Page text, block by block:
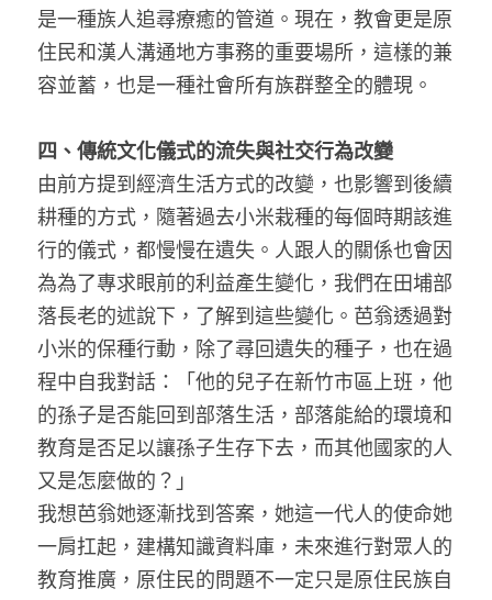
是一種族人追尋療癒的管道。現在，教會更是原
住民和漢人溝通地方事務的重要場所，這樣的兼
容並蓄，也是一種社會所有族群整全的體現。
四、傳統文化儀式的流失與社交行為改變
由前方提到經濟生活方式的改變，也影響到後續
耕種的方式，隨著過去小米栽種的每個時期該進
行的儀式，都慢慢在遺失。人跟人的關係也會因
為為了專求眼前的利益產生變化，我們在田埔部
落長老的述說下，了解到這些變化。芭翁透過對
小米的保種行動，除了尋回遺失的種子，也在過
程中自我對話：「他的兒子在新竹市區上班，他
的孫子是否能回到部落生活，部落能給的環境和
教育是否足以讓孫子生存下去，而其他國家的人
又是怎麼做的？」
我想芭翁她逐漸找到答案，她這一代人的使命她
一肩扛起，建構知識資料庫，未來進行對眾人的
教育推廣，原住民的問題不一定只是原住民族自